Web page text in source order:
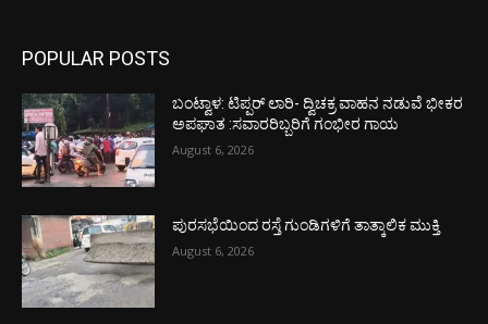
POPULAR POSTS
ಬಂಟ್ವಾಳ: ಟಿಪ್ಪರ್ ಲಾರಿ- ದ್ವಿಚಕ್ರ ವಾಹನ ನಡುವೆ ಭೀಕರ
ಅಪಘಾತ :ಸವಾರರಿಬ್ಬರಿಗೆ ಗಂಭೀರ ಗಾಯ
August 6, 2026
ಪುರಸಭೆಯಿಂದ ರಸ್ತೆ ಗುಂಡಿಗಳಿಗೆ ತಾತ್ಕಾಲಿಕ ಮುಕ್ತಿ
August 6, 2026